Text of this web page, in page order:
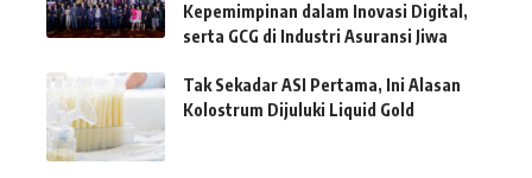
Kepemimpinan dalam Inovasi Digital,
serta GCG di Industri Asuransi Jiwa
Tak Sekadar ASI Pertama, Ini Alasan
Kolostrum Dijuluki Liquid Gold